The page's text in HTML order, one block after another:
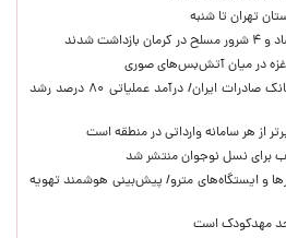
تهران تا شنبه
غزه در میان آتش‌بس‌های صوری
تغییر مثبت در عملکرد مالی بانک صادرات ایران/ درآمد عملیاتی ۸۰ درصد رشد
از هر سامانه وارداتی در منطقه است
برای نسل نوجوان منتشر شد
و ایستگاه‌های مترو/ پیش‌بینی هوشمند تهویه
حد مهدکودک است